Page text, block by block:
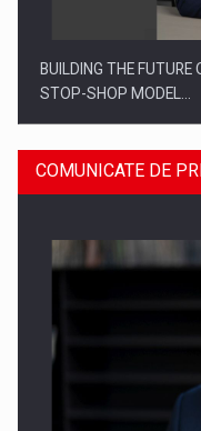
BUILDING THE FUTURE
STOP-SHOP MODEL…
ROOTED IN ROMANIA,
COMUNICATE DE